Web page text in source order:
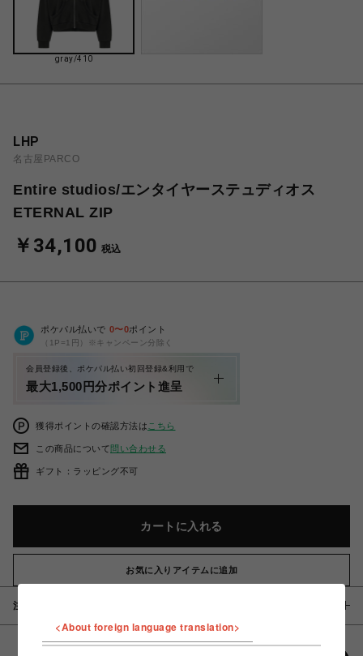
gray/410
LHP
名古屋PARCO
Entire studios/エンタイヤーステュディオス
ETERNAL ZIP
￥34,100 税込
ポケパル払いで 0〜0ポイント
（1P=1円）※キャンペーン分除く
会員登録後、ポケパル払い初回登録&利用で
最大1,500円分ポイント進呈
獲得ポイントの確認方法は こちら
この商品について問い合わせる
ギフト：ラッピング不可
カートに入れる
お気に入りアイテムに追加
注意事項
<About foreign language translation>